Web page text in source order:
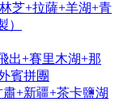
芝+拉薩+羊湖+青
）
出+賽里木湖+那
賓拼團
+新疆+茶卡鹽湖